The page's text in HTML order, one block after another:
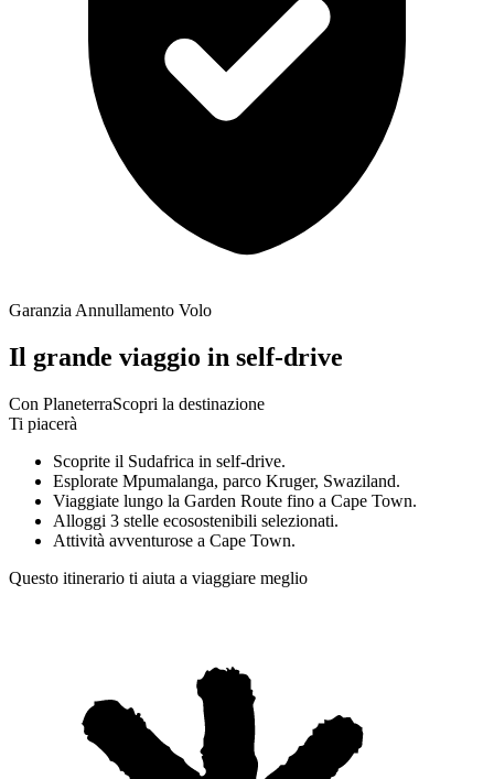
Garanzia Annullamento Volo
Il grande viaggio in self-drive
Con PlaneterraScopri la destinazione
Ti piacerà
Scoprite il Sudafrica in self-drive.
Esplorate Mpumalanga, parco Kruger, Swaziland.
Viaggiate lungo la Garden Route fino a Cape Town.
Alloggi 3 stelle ecosostenibili selezionati.
Attività avventurose a Cape Town.
Questo itinerario ti aiuta a viaggiare meglio